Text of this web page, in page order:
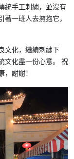
統手工刺繡，並沒有
一班人去擁抱它，
文化，繼續刺繡下
文化盡一份心意。 祝
謝謝！